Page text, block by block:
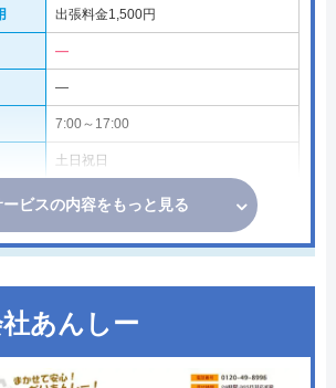
出張料金1,500円
―
―
7:00～17:00
土日祝日
ービスの内容をもっと見る
あんしー